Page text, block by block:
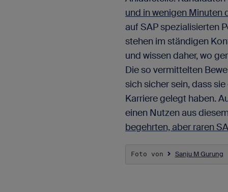
und in wenigen Minuten
auf SAP spezialisierten
stehen im ständigen
und wissen daher, wo
Die so vermittelten
sich sicher sein, dass
Karriere gelegt haben.
einen Nutzen aus
begehrten, aber raren
Foto von Sanju M Gurung